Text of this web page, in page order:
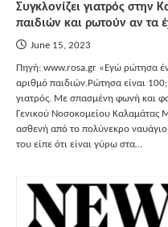
Συγκλονίζει γιατρός στην
παιδιών και ρωτούν αν τα
June 15, 2023
Πηγή: www.rosa.gr «Εγώ ρώτησα
αριθμό παιδιών.Ρώτησα είναι
γιατρός. Με σπασμένη φωνή και
Γενικού Νοσοκομείου
ασθενή από το πολύνεκρο
του είπε ότι είναι γύρω στα…